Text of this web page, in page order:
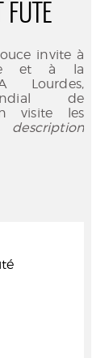
invite à
et à la
Lourdes,
de
visite les